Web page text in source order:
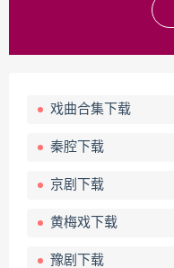
戏曲合集下载
秦腔下载
京剧下载
黄梅戏下载
豫剧下载